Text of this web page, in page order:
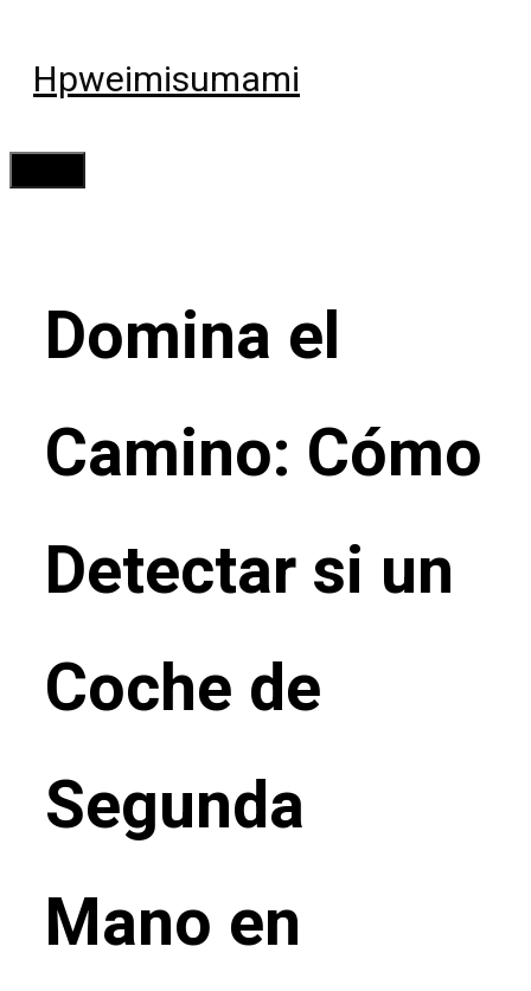
contenido
Hpweimisumami
Domina el
Camino: Cómo
Detectar si un
Coche de
Segunda
Mano en